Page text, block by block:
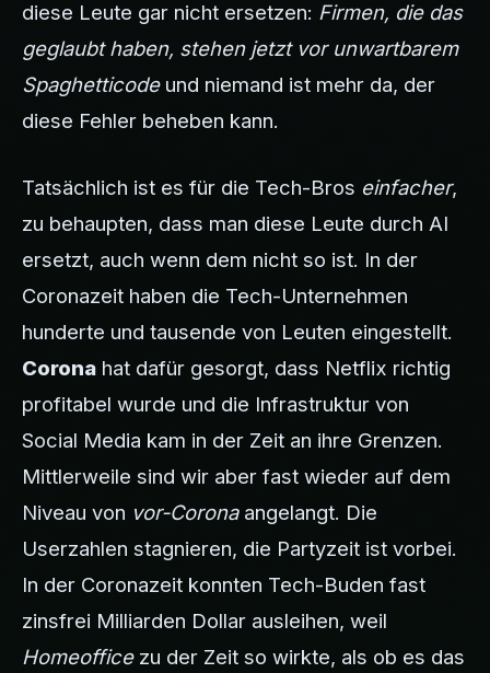
diese Leute gar nicht ersetzen: Firmen, die das
geglaubt haben, stehen jetzt vor unwartbarem
Spaghetticodeund niemand ist mehr da, der
diese Fehler beheben kann.
Tatsächlich ist es für die Tech-Bros einfacher,
zu behaupten, dass man diese Leute durch AI
ersetzt, auch wenn dem nicht so ist. In der
Coronazeit haben die Tech-Unternehmen
hunderte und tausende von Leuten eingestellt.
Corona hat dafür gesorgt, dass Netflix richtig
profitabel wurde und die Infrastruktur von
Social Media kam in der Zeit an ihre Grenzen.
Mittlerweile sind wir aber fast wieder auf dem
Niveau von vor-Coronaangelangt. Die
Userzahlen stagnieren, die Partyzeit ist vorbei.
In der Coronazeit konnten Tech-Buden fast
zinsfrei Milliarden Dollar ausleihen, weil
Homeofficezu der Zeit so wirkte, als ob es das